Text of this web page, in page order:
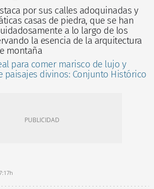
por sus calles adoquinadas y
casas de piedra, que se han
a lo largo de los
la esencia de la arquitectura
montaña
para comer marisco de lujo y
paisajes divinos: Conjunto Histórico